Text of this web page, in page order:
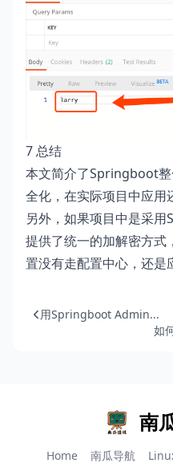
7 总结
本文简介了Springboot
全化，在实际项目中应用
另外，如果项目中是采
提供了统一的加解密方式
置没有走配置中心，还是
用Springboot Admin...
如
南
Home 南瓜导航